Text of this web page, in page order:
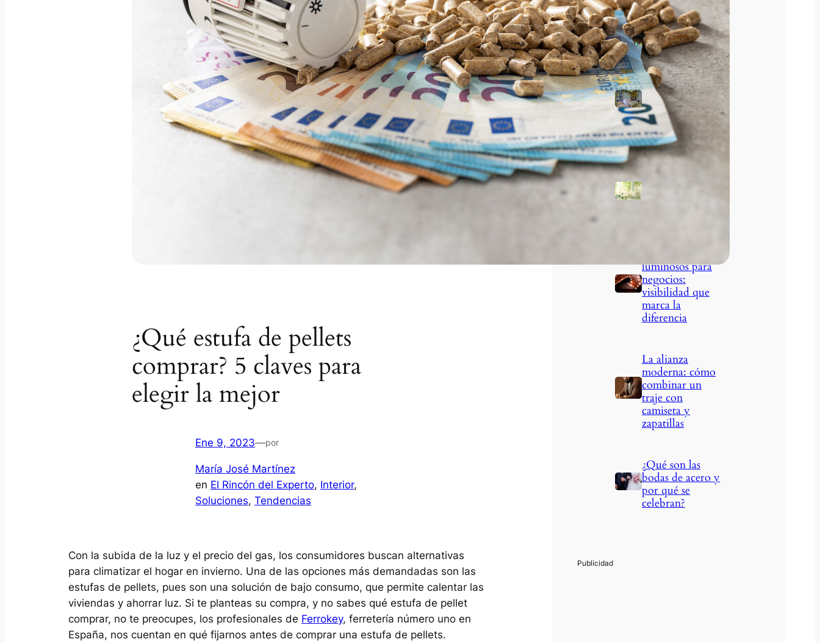
¿Qué estufa de pellets
comprar? 5 claves para
elegir la mejor
Ene 9, 2023—por
María José Martínez
en El Rincón del Experto, Interior
Soluciones, Tendencias
Con la subida de la luz y el precio del gas, los consumidores buscan alternativas
para climatizar el hogar en invierno. Una de las opciones más demandadas son las
estufas de pellets, pues son una solución de bajo consumo, que permite calentar las
viviendas y ahorrar luz. Si te planteas su compra, y no sabes qué estufa de pellet
comprar, no te preocupes, los profesionales de Ferrokey, ferretería número uno en
España, nos cuentan en qué fijarnos antes de comprar una estufa de pellets.
Armarios
empotrados:
cómo diseñarlos
para aprovechar
al máximo tu
espacio
Ambientación
aromática: crea
luminosos para
negocios:
visibilidad que
marca la
diferencia
La alianza
moderna: cómo
combinar un
traje con
camiseta y
zapatillas
¿Qué son las
bodas de acero y
por qué se
celebran?